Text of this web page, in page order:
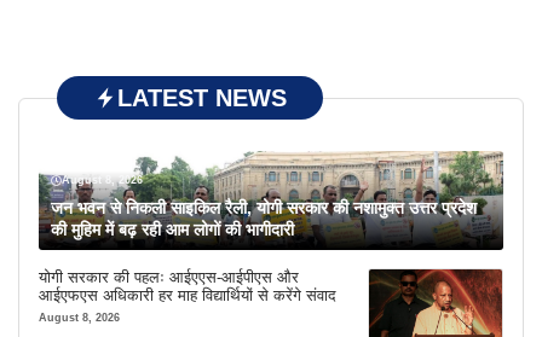
LATEST NEWS
August 8, 2026
जन भवन से निकली साइकिल रैली, योगी सरकार की नशामुक्त उत्तर प्रदेश
की मुहिम में बढ़ रही आम लोगों की भागीदारी
योगी सरकार की पहलः आईएएस-आईपीएस और
आईएफएस अधिकारी हर माह विद्यार्थियों से करेंगे संवाद
August 8, 2026